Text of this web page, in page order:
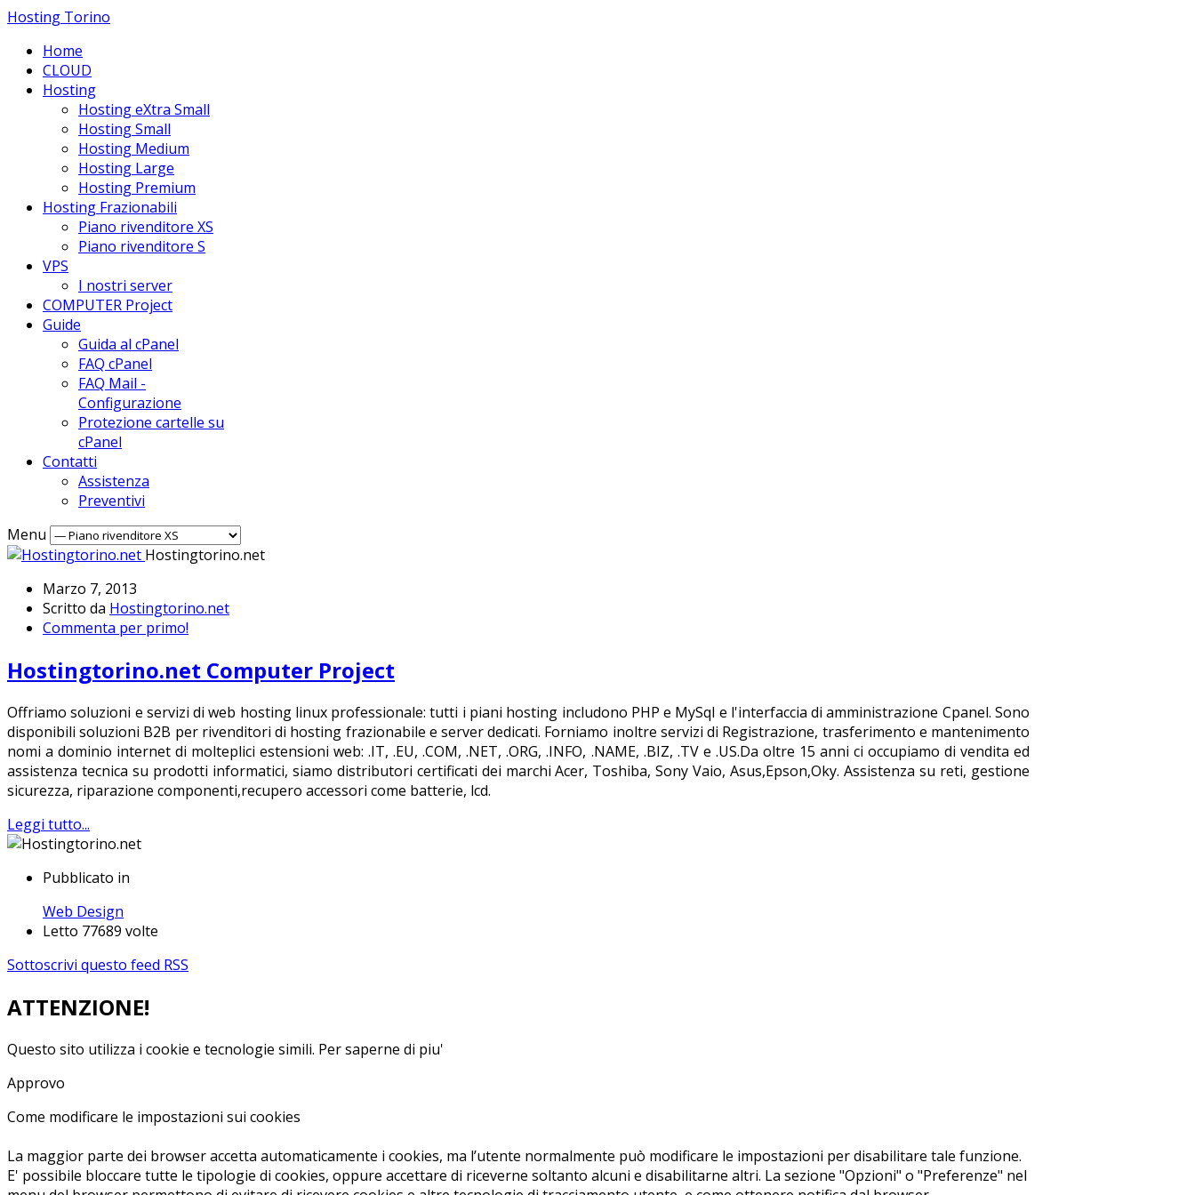
Hosting Torino
Home
CLOUD
Hosting
Hosting eXtra Small
Hosting Small
Hosting Medium
Hosting Large
Hosting Premium
Hosting Frazionabili
Piano rivenditore XS
Piano rivenditore S
VPS
I nostri server
COMPUTER Project
Guide
Guida al cPanel
FAQ cPanel
FAQ Mail -
Configurazione
Protezione cartelle su
cPanel
Contatti
Assistenza
Preventivi
Menu
Hostingtorino.net
Marzo 7, 2013
Scritto da Hostingtorino.net
Commenta per primo!
Hostingtorino.net Computer Project
Offriamo soluzioni e servizi di web hosting linux professionale: tutti i piani hosting includono PHP e MySql e l'interfaccia di amministrazione Cpanel. Sono
disponibili soluzioni B2B per rivenditori di hosting frazionabile e server dedicati. Forniamo inoltre servizi di Registrazione, trasferimento e mantenimento
nomi a dominio internet di molteplici estensioni web: .IT, .EU, .COM, .NET, .ORG, .INFO, .NAME, .BIZ, .TV e .US.Da oltre 15 anni ci occupiamo di vendita ed
assistenza tecnica su prodotti informatici, siamo distributori certificati dei marchi Acer, Toshiba, Sony Vaio, Asus,Epson,Oky. Assistenza su reti, gestione
sicurezza, riparazione componenti,recupero accessori come batterie, lcd.
Leggi tutto...
Pubblicato in
Web Design
Letto 77689 volte
Sottoscrivi questo feed RSS
ATTENZIONE!
Questo sito utilizza i cookie e tecnologie simili. Per saperne di piu'
Approvo
Come modificare le impostazioni sui cookies
La maggior parte dei browser accetta automaticamente i cookies, ma l’utente normalmente può modificare le impostazioni per disabilitare tale funzione.
E' possibile bloccare tutte le tipologie di cookies, oppure accettare di riceverne soltanto alcuni e disabilitarne altri. La sezione "Opzioni" o "Preferenze" nel